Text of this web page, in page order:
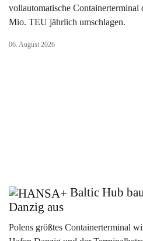
vollautomatische Containerterminal
Mio. TEU jährlich umschlagen.
06. August 2026
Baltic Hub
Danzig aus
Polens größtes Containerterminal